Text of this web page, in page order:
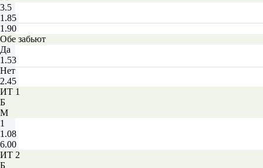
3.5
1.85
1.90
Обе забьют
Да
1.53
Нет
2.45
ИТ 1
Б
М
1
1.08
6.00
ИТ 2
Б